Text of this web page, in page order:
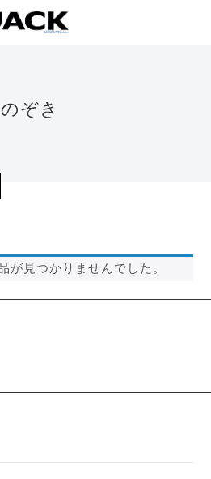
のぞき
が見つかりませんでした。